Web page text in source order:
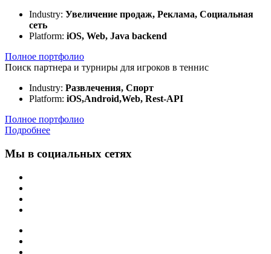
Industry: Увеличение продаж, Реклама, Социальная
сеть
Platform: iOS, Web, Java backend
Полное портфолио
Поиск партнера и турниры для игроков в теннис
Industry: Развлечения, Спорт
Platform: iOS,Android,Web, Rest-API
Полное портфолио
Подробнее
Мы в социальных сетях